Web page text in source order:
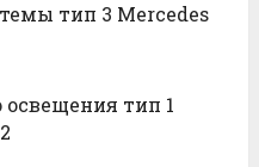
тип 3 Mercedes
тип 1